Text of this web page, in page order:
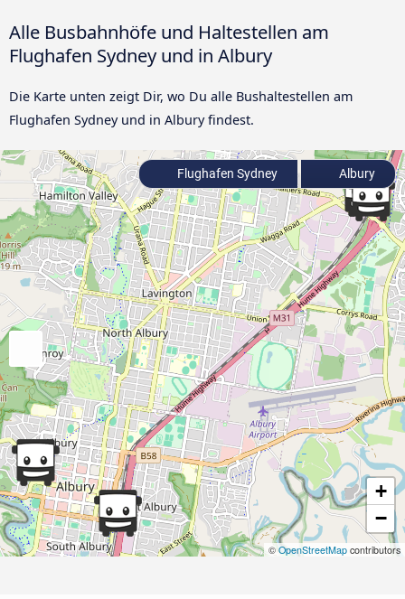
Alle Busbahnhöfe und Haltestellen am
Flughafen Sydney und in Albury
Die Karte unten zeigt Dir, wo Du alle Bushaltestellen am
Flughafen Sydney und in Albury findest.
+
−
©OpenStreetMap contributors
Flughafen Sydney Albury